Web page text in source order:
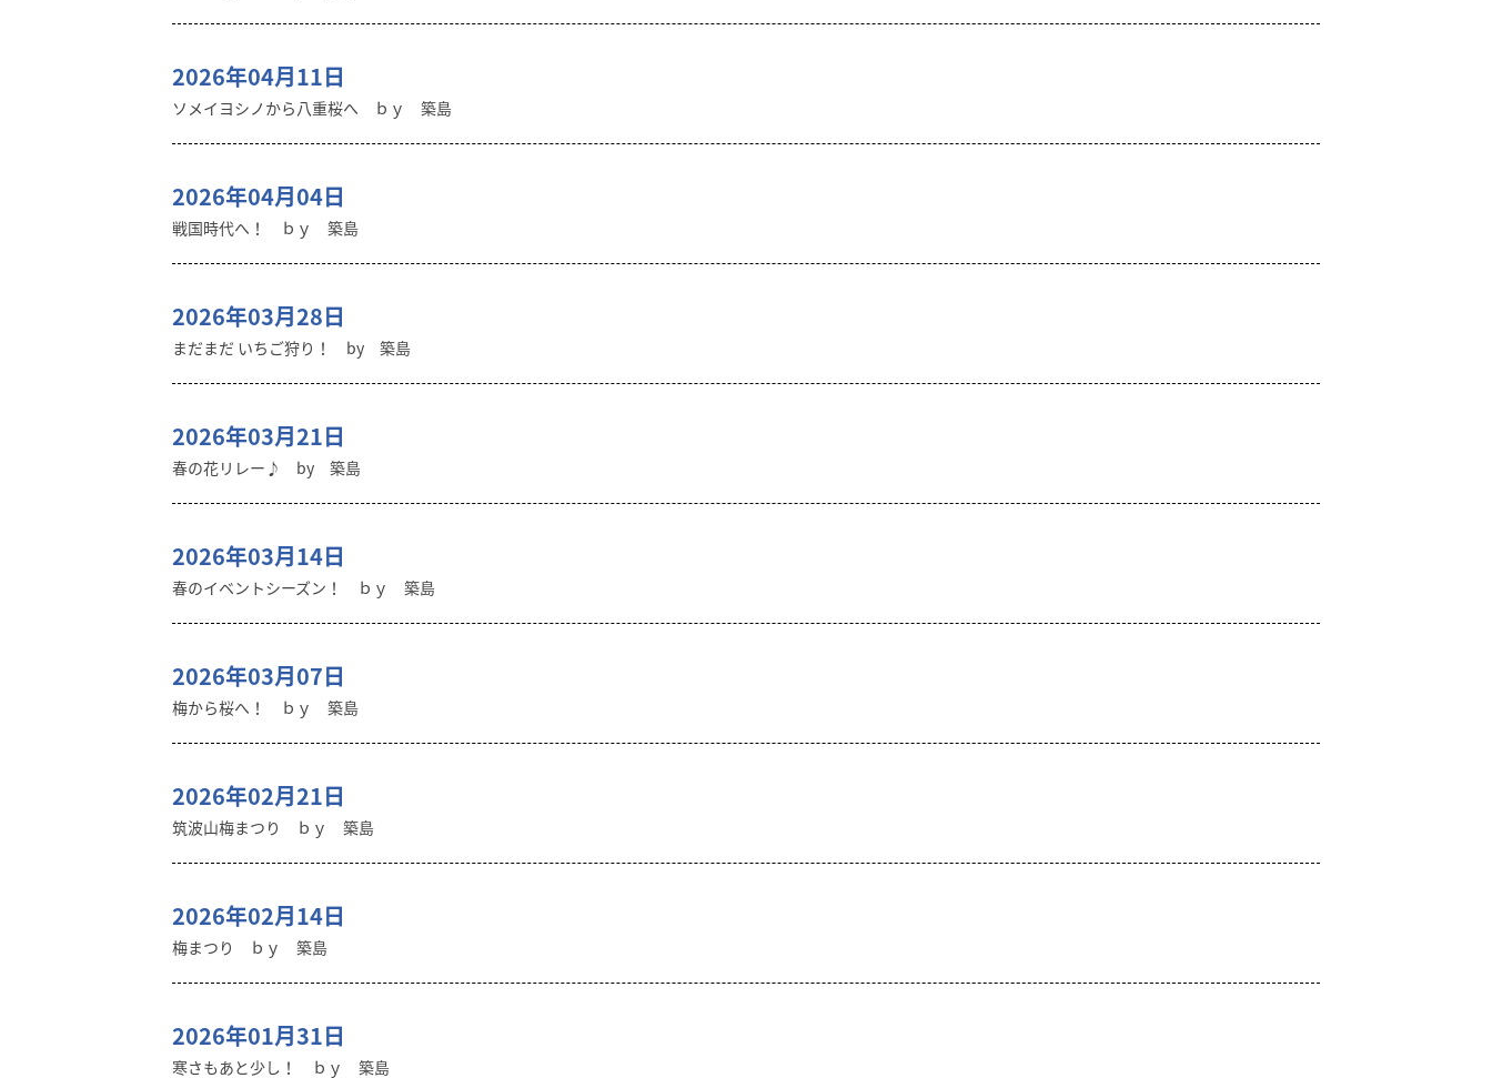
2026年04月11日
ソメイヨシノから八重桜へ ｂｙ 築島
2026年04月04日
戦国時代へ！ ｂｙ 築島
2026年03月28日
まだまだ いちご狩り！ by 築島
2026年03月21日
春の花リレー♪ by 築島
2026年03月14日
春のイベントシーズン！ ｂｙ 築島
2026年03月07日
梅から桜へ！ ｂｙ 築島
2026年02月21日
筑波山梅まつり ｂｙ 築島
2026年02月14日
梅まつり ｂｙ 築島
2026年01月31日
寒さもあと少し！ ｂｙ 築島